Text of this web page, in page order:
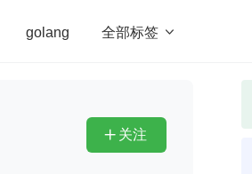
golang 全部标签 
redis
 关注